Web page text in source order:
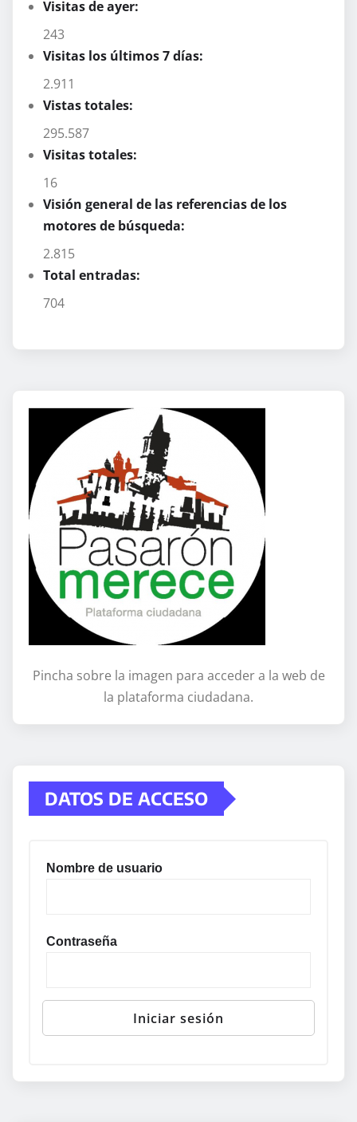
Visitas de ayer:
243
Visitas los últimos 7 días:
2.911
Vistas totales:
295.587
Visitas totales:
16
Visión general de las referencias de los
motores de búsqueda:
2.815
Total entradas:
704
Pincha sobre la imagen para acceder a la web de
la plataforma ciudadana.
DATOS DE ACCESO
Nombre de usuario
Contraseña